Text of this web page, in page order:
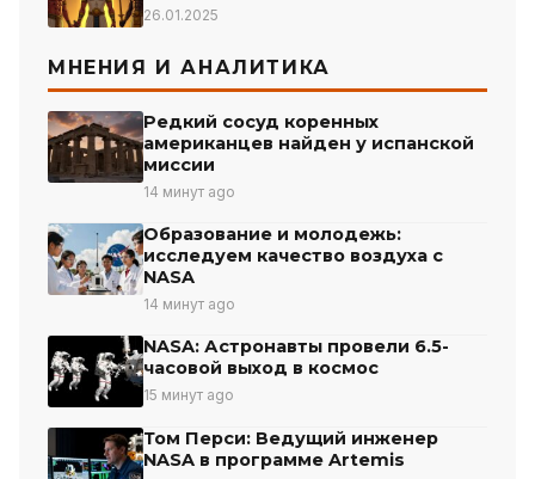
26.01.2025
МНЕНИЯ И АНАЛИТИКА
Редкий сосуд коренных
американцев найден у испанской
миссии
14 минут ago
Образование и молодежь:
исследуем качество воздуха с
NASA
14 минут ago
NASA: Астронавты провели 6.5-
часовой выход в космос
15 минут ago
Том Перси: Ведущий инженер
NASA в программе Artemis